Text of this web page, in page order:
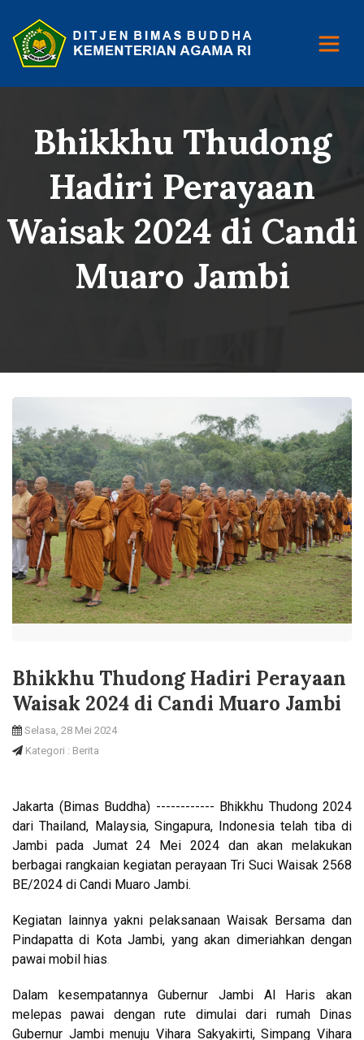
Bhikkhu Thudong
Hadiri Perayaan
Waisak 2024 di Candi
Muaro Jambi
Bhikkhu Thudong Hadiri Perayaan
Waisak 2024 di Candi Muaro Jambi
Selasa, 28 Mei 2024
Kategori : Berita
Jakarta (Bimas Buddha) ------------ Bhikkhu Thudong 2024
dari Thailand, Malaysia, Singapura, Indonesia telah tiba di
Jambi pada Jumat 24 Mei 2024 dan akan melakukan
berbagai rangkaian kegiatan perayaan Tri Suci Waisak 2568
BE/2024 di Candi Muaro Jambi.
Kegiatan lainnya yakni pelaksanaan Waisak Bersama dan
Pindapatta di Kota Jambi, yang akan dimeriahkan dengan
pawai mobil hias
Dalam kesempatannya Gubernur Jambi Al Haris akan
melepas pawai dengan rute dimulai dari rumah Dinas
Gubernur Jambi menuju Vihara Sakyakirti, Simpang Vihara